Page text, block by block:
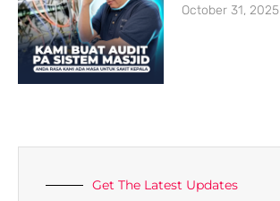
October 31, 2025
Get The Latest Updates